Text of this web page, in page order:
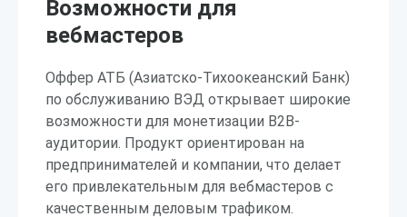
Возможности для
вебмастеров
Оффер АТБ (Азиатско-Тихоокеанский Банк)
по обслуживанию ВЭД открывает широкие
возможности для монетизации B2B-
аудитории. Продукт ориентирован на
предпринимателей и компании, что делает
его привлекательным для вебмастеров с
качественным деловым трафиком.